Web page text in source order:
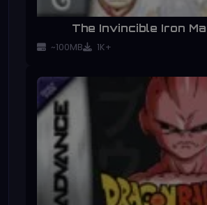
The Invincible Iron
~100MB 1K+